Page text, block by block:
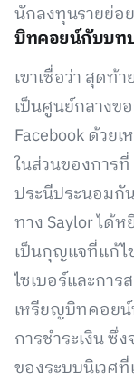
นักลงทุนรายย่อ
บิทคอยน์กับบท
เขาเชื่อว่า สุดท้
เป็นศูนย์กลางข
Facebook ด้วย
ในส่วนของการที่
ประนีประนอมกั
ทาง Saylor ได้
เป็นกุญแจที่แก้ไ
ไซเบอร์และกา
เหรียญบิทคอยน์
การชำระเงิน ซึ่
ของระบบนิเวศ